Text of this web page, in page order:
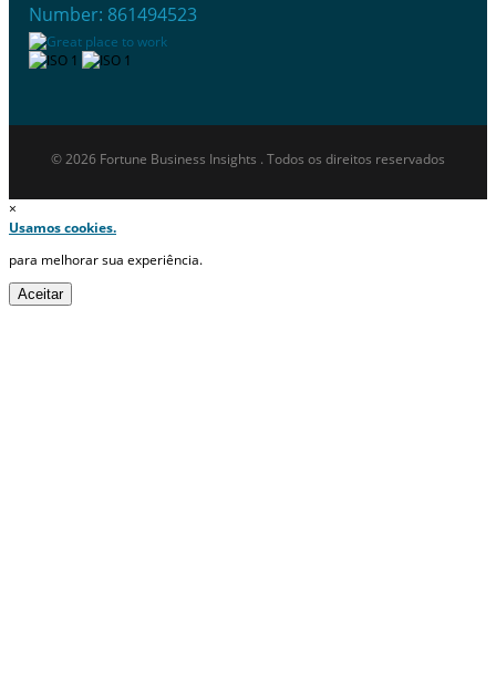
Number: 861494523
© 2026 Fortune Business Insights . Todos os direitos reservados
×
Usamos cookies.
para melhorar sua experiência.
Aceitar